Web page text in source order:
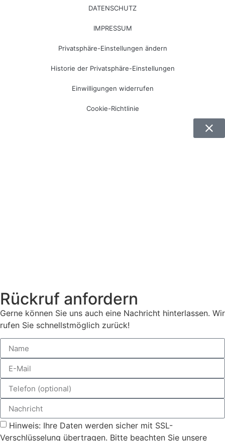
DATENSCHUTZ
IMPRESSUM
Privatsphäre-Einstellungen ändern
Historie der Privatsphäre-Einstellungen
Einwilligungen widerrufen
Cookie-Richtlinie
Rückruf anfordern
Gerne können Sie uns auch eine Nachricht hinterlassen. Wir
rufen Sie schnellstmöglich zurück!
Hinweis: Ihre Daten werden sicher mit SSL-
Verschlüsselung übertragen. Bitte beachten Sie unsere